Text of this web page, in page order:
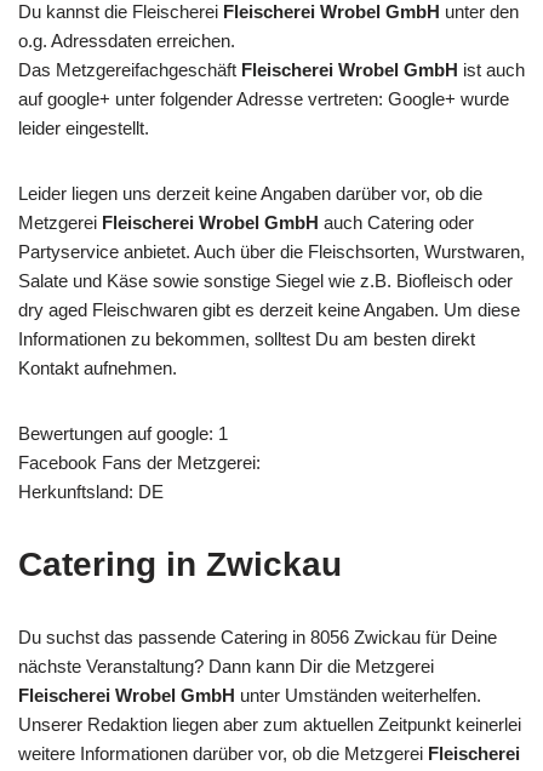
Du kannst die Fleischerei Fleischerei Wrobel GmbH unter den
o.g. Adressdaten erreichen.
Das Metzgereifachgeschäft Fleischerei Wrobel GmbH ist auch
auf google+ unter folgender Adresse vertreten: Google+ wurde
leider eingestellt.
Leider liegen uns derzeit keine Angaben darüber vor, ob die
Metzgerei Fleischerei Wrobel GmbH auch Catering oder
Partyservice anbietet. Auch über die Fleischsorten, Wurstwaren,
Salate und Käse sowie sonstige Siegel wie z.B. Biofleisch oder
dry aged Fleischwaren gibt es derzeit keine Angaben. Um diese
Informationen zu bekommen, solltest Du am besten direkt
Kontakt aufnehmen.
Bewertungen auf google: 1
Facebook Fans der Metzgerei:
Herkunftsland: DE
Catering in Zwickau
Du suchst das passende Catering in 8056 Zwickau für Deine
nächste Veranstaltung? Dann kann Dir die Metzgerei
Fleischerei Wrobel GmbH unter Umständen weiterhelfen.
Unserer Redaktion liegen aber zum aktuellen Zeitpunkt keinerlei
weitere Informationen darüber vor, ob die Metzgerei Fleischerei